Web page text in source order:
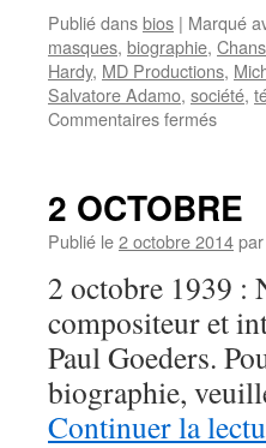
Publié dansbios | Marqué
masques, biographie,
Hardy, MD Productions,
Salvatore Adamo, société,
Commentaires ferméssur
2 OCTOBRE
Publié le2 octobre 2014par
2 octobre 1939 :
compositeur et
Paul Goeders.
biographie,
Continuer la